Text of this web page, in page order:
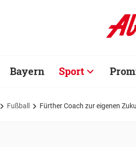
Bayern Sport
Fußball Fürther Coach zur eigenen